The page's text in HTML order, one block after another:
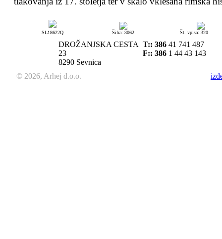
SL18622Q Šifra: 3062 Št. vpisa: 320
DROŽANJSKA CESTA
23
8290 Sevnica
T:: 386 41 741 487
F:: 386 1 44 43 143
© 2026, Arhej d.o.o.